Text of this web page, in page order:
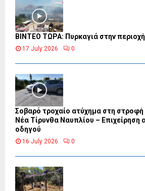
ΒΙΝΤΕΟ ΤΩΡΑ: Πυρκαγιά στην
17 July 2026 0
Σοβαρό τροχαίο ατύχημα στη
Νέα Τίρυνθα Ναυπλίου – Επιχείρηση
οδηγού
16 July 2026 0